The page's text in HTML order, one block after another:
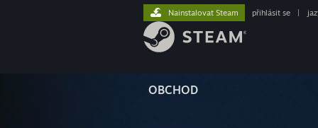
OBCHOD
Nainstalovat Steam přihlásit se